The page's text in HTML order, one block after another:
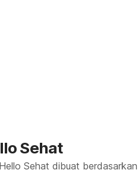
Sehat
Sehat dibuat